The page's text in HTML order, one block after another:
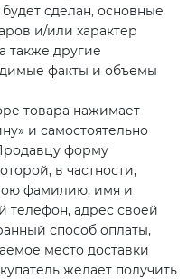
будет сделан, основные
и/или характер
также другие
факты и объемы
товара нажимает
и самостоятельно
форму
в частности,
фамилию, имя и
телефон, адрес своей
способ оплаты,
место доставки
желает получить